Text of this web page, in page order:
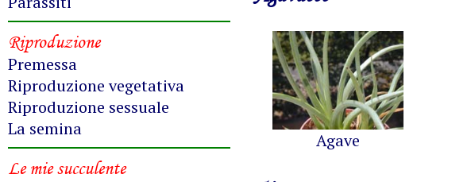
Agave
Riproduzione
Premessa
Riproduzione vegetativa
Riproduzione sessuale
La semina
Le mie succulente